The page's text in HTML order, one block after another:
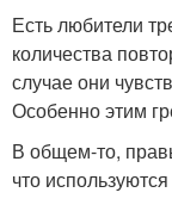
Есть любители
количества
случае они
Особенно этим
В общем-то,
что